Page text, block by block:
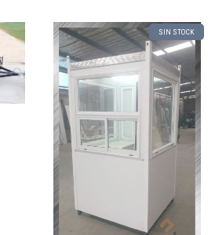
SIN STOCK